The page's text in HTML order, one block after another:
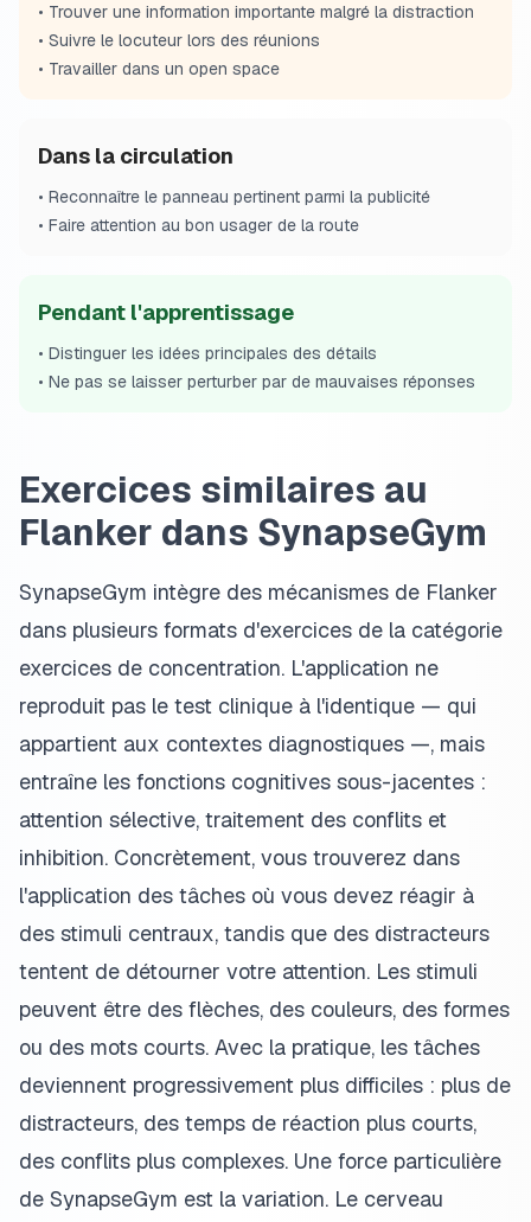
• Trouver une information importante malgré la distraction
• Suivre le locuteur lors des réunions
• Travailler dans un open space
Dans la circulation
• Reconnaître le panneau pertinent parmi la publicité
• Faire attention au bon usager de la route
Pendant l'apprentissage
• Distinguer les idées principales des détails
• Ne pas se laisser perturber par de mauvaises réponses
Exercices similaires au
Flanker dans SynapseGym
SynapseGym intègre des mécanismes de Flanker
dans plusieurs formats d'exercices de la catégorie
exercices de concentration. L'application ne
reproduit pas le test clinique à l'identique — qui
appartient aux contextes diagnostiques —, mais
entraîne les fonctions cognitives sous-jacentes :
attention sélective, traitement des conflits et
inhibition. Concrètement, vous trouverez dans
l'application des tâches où vous devez réagir à
des stimuli centraux, tandis que des distracteurs
tentent de détourner votre attention. Les stimuli
peuvent être des flèches, des couleurs, des formes
ou des mots courts. Avec la pratique, les tâches
deviennent progressivement plus difficiles : plus de
distracteurs, des temps de réaction plus courts,
des conflits plus complexes. Une force particulière
de SynapseGym est la variation. Le cerveau